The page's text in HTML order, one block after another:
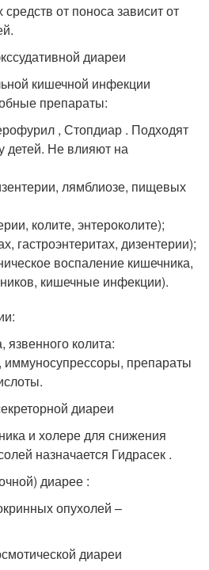
от поноса зависит от
диареи
кишечной инфекции
препараты:
, Стопдиар . Подходят
детей. Не влияют на
лямблиозе, пищевых
колите, энтероколите);
гастроэнтеритах, дизентерии);
воспаление кишечника,
кишечные инфекции).
колита:
иммуносупрессоры, препараты
диареи
и холере для снижения
назначается Гидрасек .
диарее :
опухолей –
диареи